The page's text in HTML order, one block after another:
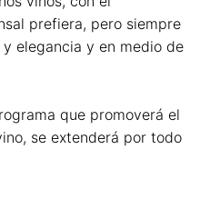
prefiera, pero siempre
elegancia y en medio de
que promoverá el
se extenderá por todo